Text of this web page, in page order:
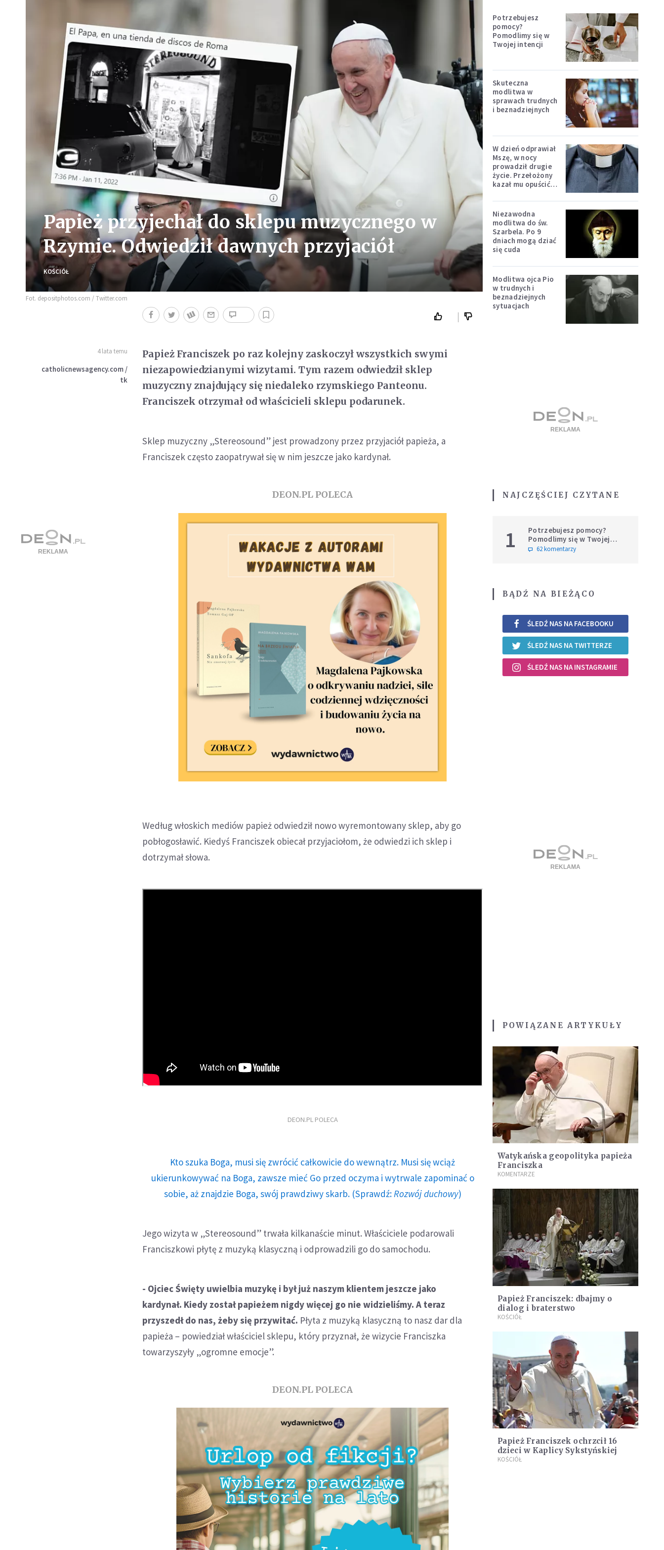
Papież przyjechał do sklepu muzycznego w
Rzymie. Odwiedził dawnych przyjaciół
KOŚCIÓŁ
Fot. depositphotos.com / Twitter.com
4 lata temu
catholicnewsagency.com /
tk
Papież Franciszek po raz kolejny zaskoczył wszystkich swymi
niezapowiedzianymi wizytami. Tym razem odwiedził sklep
muzyczny znajdujący się niedaleko rzymskiego Panteonu.
Franciszek otrzymał od właścicieli sklepu podarunek.
Sklep muzyczny „Stereosound” jest prowadzony przez przyjaciół papieża, a
Franciszek często zaopatrywał się w nim jeszcze jako kardynał.
DEON.PL POLECA
Według włoskich mediów papież odwiedził nowo wyremontowany sklep, aby go
pobłogosławić. Kiedyś Franciszek obiecał przyjaciołom, że odwiedzi ich sklep i
dotrzymał słowa.
DEON.PL POLECA
Kto szuka Boga, musi się zwrócić całkowicie do wewnątrz. Musi się wciąż
ukierunkowywać na Boga, zawsze mieć Go przed oczyma i wytrwale zapominać o
sobie, aż znajdzie Boga, swój prawdziwy skarb. (Sprawdź: Rozwój duchowy)
Jego wizyta w „Stereosound” trwała kilkanaście minut. Właściciele podarowali
Franciszkowi płytę z muzyką klasyczną i odprowadzili go do samochodu.
- Ojciec Święty uwielbia muzykę i był już naszym klientem jeszcze jako
kardynał. Kiedy został papieżem nigdy więcej go nie widzieliśmy. A teraz
przyszedł do nas, żeby się przywitać. Płyta z muzyką klasyczną to nasz dar dla
papieża – powiedział właściciel sklepu, który przyznał, że wizycie Franciszka
towarzyszyły „ogromne emocje”.
DEON.PL POLECA
Potrzebujesz
pomocy?
Pomodlimy się w
Twojej intencji
Skuteczna
modlitwa w
sprawach trudnych
i beznadziejnych
W dzień odprawiał
Mszę, w nocy
prowadził drugie
życie. Przełożony
kazał mu opuścić
Niezawodna
modlitwa do św.
Szarbela. Po 9
dniach mogą dziać
się cuda
Modlitwa ojca Pio
w trudnych i
beznadziejnych
sytuacjach
NAJCZĘŚCIEJ CZYTANE
1
Potrzebujesz pomocy?
Pomodlimy się w Twojej
intencji
62 komentarzy
BĄDŹ NA BIEŻĄCO
ŚLEDŹ NAS NA FACEBOOKU
ŚLEDŹ NAS NA TWITTERZE
ŚLEDŹ NAS NA INSTAGRAMIE
POWIĄZANE ARTYKUŁY
Watykańska geopolityka papieża
Franciszka
KOMENTARZE
Papież Franciszek: dbajmy o
dialog i braterstwo
KOŚCIÓŁ
Papież Franciszek ochrzcił 16
dzieci w Kaplicy Sykstyńskiej
KOŚCIÓŁ